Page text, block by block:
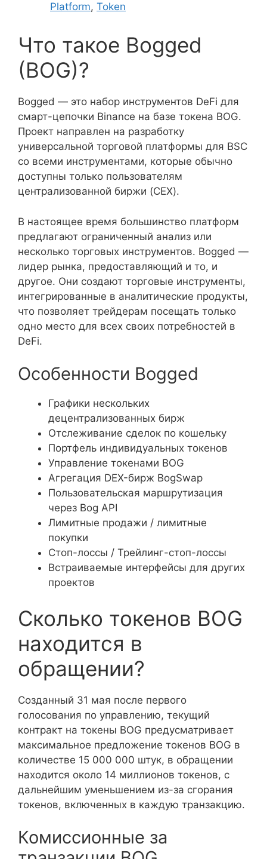
Platform, Token
Что такое Bogged
(BOG)?
Bogged — это набор инструментов DeFi для
смарт-цепочки Binance на базе токена BOG.
Проект направлен на разработку
универсальной торговой платформы для BSC
со всеми инструментами, которые обычно
доступны только пользователям
централизованной биржи (CEX).
В настоящее время большинство платформ
предлагают ограниченный анализ или
несколько торговых инструментов. Bogged —
лидер рынка, предоставляющий и то, и
другое. Они создают торговые инструменты,
интегрированные в аналитические продукты,
что позволяет трейдерам посещать только
одно место для всех своих потребностей в
DeFi.
Особенности Bogged
Графики нескольких
децентрализованных бирж
Отслеживание сделок по кошельку
Портфель индивидуальных токенов
Управление токенами BOG
Агрегация DEX-бирж BogSwap
Пользовательская маршрутизация
через Bog API
Лимитные продажи / лимитные
покупки
Стоп-лоссы / Трейлинг-стоп-лоссы
Встраиваемые интерфейсы для других
проектов
Сколько токенов BOG
находится в
обращении?
Созданный 31 мая после первого
голосования по управлению, текущий
контракт на токены BOG предусматривает
максимальное предложение токенов BOG в
количестве 15 000 000 штук, в обращении
находится около 14 миллионов токенов, с
дальнейшим уменьшением из-за сгорания
токенов, включенных в каждую транзакцию.
Комиссионные за